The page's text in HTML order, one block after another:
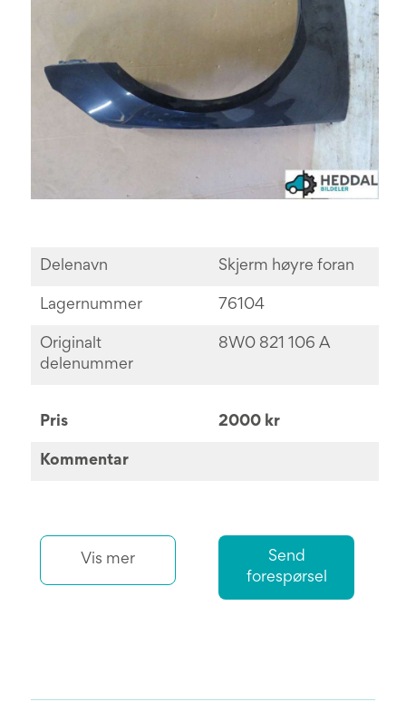
Delenavn Skjerm høyre foran
Lagernummer 76104
Originalt
delenummer
8W0 821 106 A
Pris 2000 kr
Kommentar
Vis mer
Send
forespørsel